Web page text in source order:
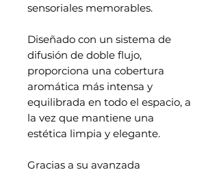
sensoriales memorables.
Diseñado con un sistema de
difusión de doble flujo,
proporciona una cobertura
aromática más intensa y
equilibrada en todo el espacio, a
la vez que mantiene una
estética limpia y elegante.
Gracias a su avanzada